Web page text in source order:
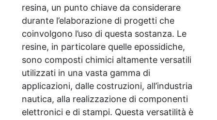
resina, un punto chiave da considerare
durante l’elaborazione di progetti che
coinvolgono l’uso di questa sostanza. Le
resine, in particolare quelle epossidiche,
sono composti chimici altamente versatili
utilizzati in una vasta gamma di
applicazioni, dalle costruzioni, all’industria
nautica, alla realizzazione di componenti
elettronici e di stampi. Questa versatilità è